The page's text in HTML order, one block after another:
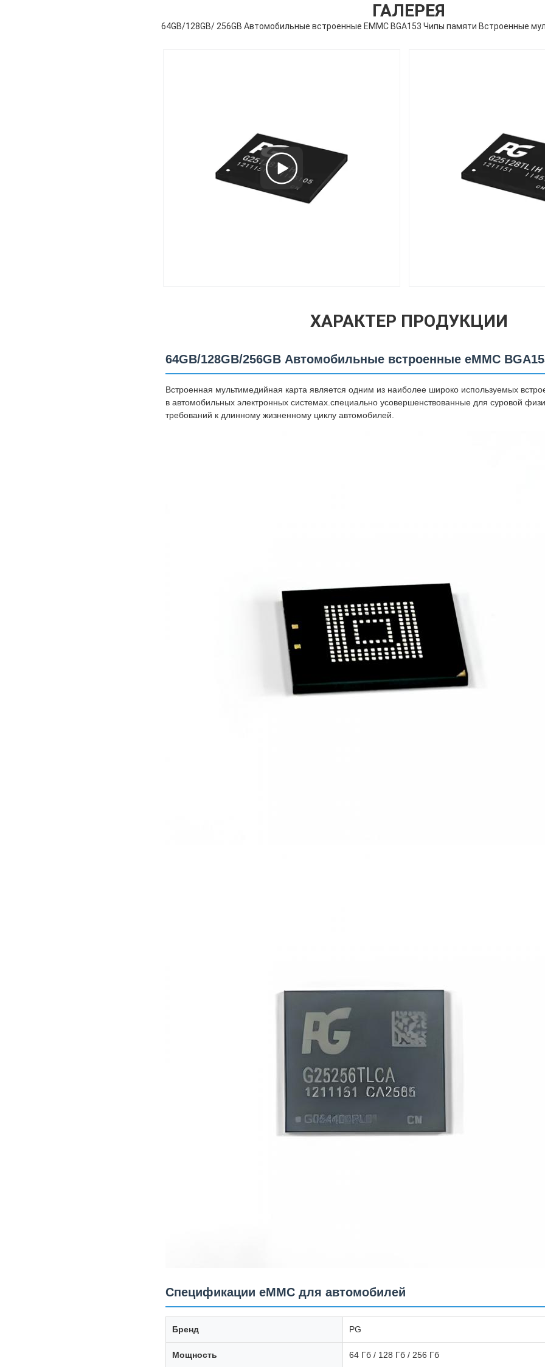
ГАЛЕРЕЯ
64GB/128GB/ 256GB Автомобильные встроенные EMMC BGA153 Чипы памяти Встроенные
ХАРАКТЕР ПРОДУКЦИИ
64GB/128GB/256GB Автомобильные встроенные eMMC
Встроенная мультимедийная карта является одним из наиболее широко используемых
в автомобильных электронных системах.специально усовершенствованные для суровой
требований к длинному жизненному циклу автомобилей.
Спецификации eMMC для автомобилей
Бренд PG
Мощность 64 Гб / 128 Гб / 256 Гб